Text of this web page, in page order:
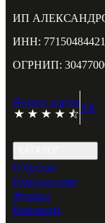
ИП
ИНН:
ОГРНИП:
Яндекс карты4,6
О бренде
Покупателям
Журнал
Контакты